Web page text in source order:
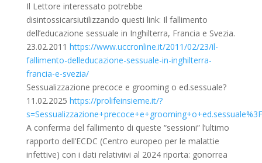
Il Lettore interessato potrebbe
disintossicarsiutilizzando questi link: Il fallimento
dell’educazione sessuale in Inghilterra, Francia e Svezia.
23.02.2011 https://www.uccronline.it/2011/02/23/il-
fallimento-delleducazione-sessuale-in-inghilterra-
francia-e-svezia/
Sessualizzazione precoce e grooming o ed.sessuale?
11.02.2025 https://prolifeinsieme.it/?
A conferma del fallimento di queste “sessioni” l’ultimo
rapporto dell’ECDC (Centro europeo per le malattie
infettive) con i dati relativiivi al 2024 riporta: gonorrea